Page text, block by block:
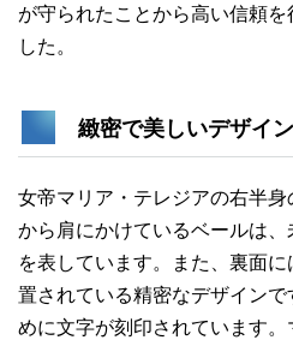
が守られたことから高い信頼
した。
緻密で美しいデザイン
女帝マリア・テレジアの右半
から肩にかけているベールは
を表しています。また、裏面
置されている精密なデザイン
めに文字が刻印されています